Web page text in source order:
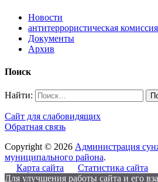
Новости
антитеррористическая комиссия
Документы
Архив
Поиск
Найти:
Сайт для слабовидящих
Обратная связь
Copyright © 2026 Администрация
муниципального района.
Карта сайта
Статистика сайта
Для улучшения работы сайта и его